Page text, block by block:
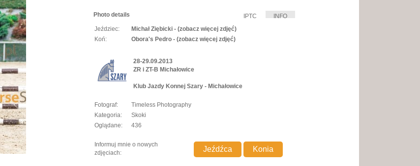
Photo details INFO
IPTC
Jeździec:
Michał Ziębicki - (zobacz więcej zdjęć)
Koń:
Obora's Pedro - (zobacz więcej zdjęć)
28-29.09.2013
ZR i ZT-B Michałowice
Klub Jazdy Konnej Szary - Michałowice
Fotograf:
Timeless Photography
Kategoria:
Skoki
Oglądane:
436
Informuj mnie o nowych
zdjęciach: